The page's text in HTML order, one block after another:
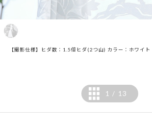
【撮影仕様】ヒダ数：1.5倍ヒダ(2つ山) カラー：ホワイト
1 / 13